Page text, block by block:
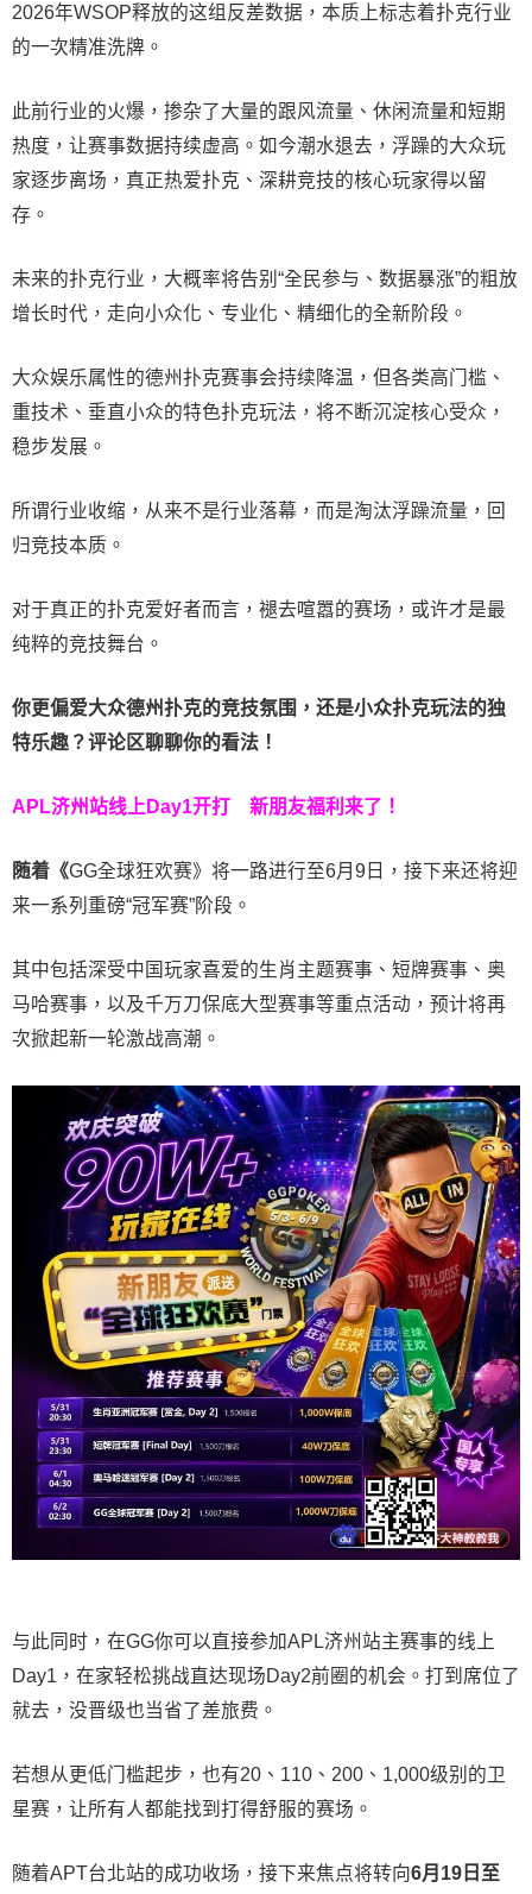
2026年WSOP释放的这组反差数据，本质上标志着扑克行业
的一次精准洗牌。
此前行业的火爆，掺杂了大量的跟风流量、休闲流量和短期
热度，让赛事数据持续虚高。如今潮水退去，浮躁的大众玩
家逐步离场，真正热爱扑克、深耕竞技的核心玩家得以留
存。
未来的扑克行业，大概率将告别“全民参与、数据暴涨”的粗放
增长时代，走向小众化、专业化、精细化的全新阶段。
大众娱乐属性的德州扑克赛事会持续降温，但各类高门槛、
重技术、垂直小众的特色扑克玩法，将不断沉淀核心受众，
稳步发展。
所谓行业收缩，从来不是行业落幕，而是淘汰浮躁流量，回
归竞技本质。
对于真正的扑克爱好者而言，褪去喧嚣的赛场，或许才是最
纯粹的竞技舞台。
你更偏爱大众德州扑克的竞技氛围，还是小众扑克玩法的独
特乐趣？评论区聊聊你的看法！
APL济州站线上Day1开打 新朋友福利来了！
随着《GG全球狂欢赛》将一路进行至6月9日，接下来还将迎
来一系列重磅“冠军赛”阶段。
其中包括深受中国玩家喜爱的生肖主题赛事、短牌赛事、奥
马哈赛事，以及千万刀保底大型赛事等重点活动，预计将再
次掀起新一轮激战高潮。
与此同时，在GG你可以直接参加APL济州站主赛事的线上
Day1，在家轻松挑战直达现场Day2前圈的机会。打到席位了
就去，没晋级也当省了差旅费。
若想从更低门槛起步，也有20、110、200、1,000级别的卫
星赛，让所有人都能找到打得舒服的赛场。
随着APT台北站的成功收场，接下来焦点将转向6月 19 日至